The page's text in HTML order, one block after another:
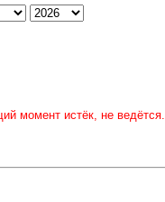
момент истёк, не ведётся.